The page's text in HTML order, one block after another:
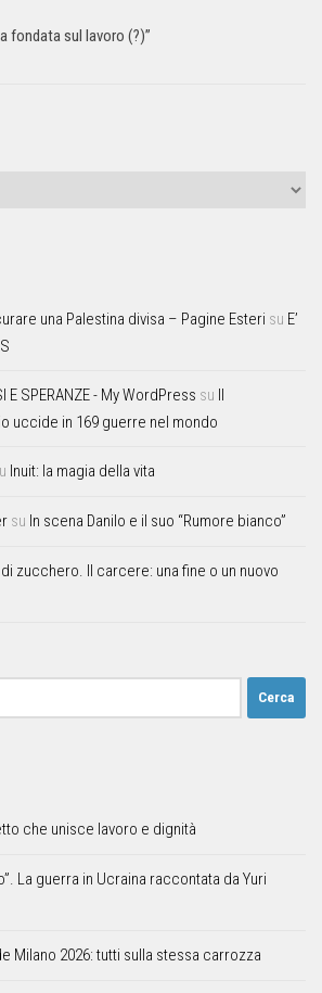
fondata sul lavoro (?)”
una Palestina divisa – Pagine Esteri su E’
E SPERANZE - My WordPress su Il
uccide in 169 guerre nel mondo
Inuit: la magia della vita
su In scena Danilo e il suo “Rumore bianco”
zucchero. Il carcere: una fine o un nuovo
che unisce lavoro e dignità
La guerra in Ucraina raccontata da Yuri
Milano 2026: tutti sulla stessa carrozza